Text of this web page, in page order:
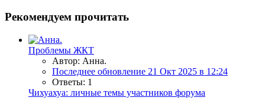
Рекомендуем прочитать
Проблемы ЖКТ
Автор: Анна.
Последнее обновление 21 Окт 2025 в 12:24
Ответы: 1
Чихуахуа: личные темы участников форума